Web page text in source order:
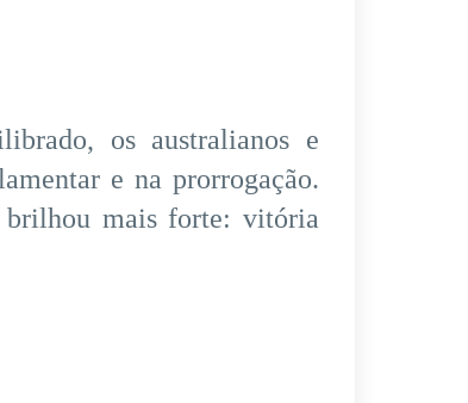
os australianos e
e na prorrogação.
brilhou mais forte: vitória